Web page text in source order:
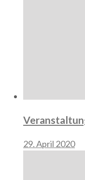
29. April 2020